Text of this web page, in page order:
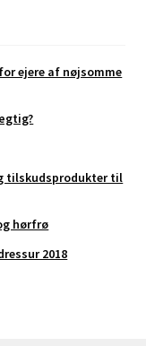
ejere af nøjsomme
tilskudsprodukter til
hørfrø
2018